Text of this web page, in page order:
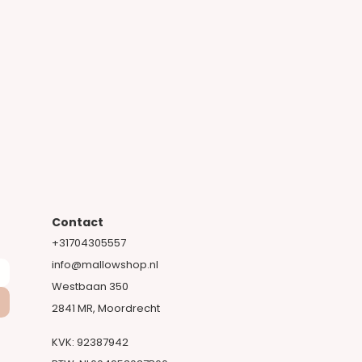
Contact
+31704305557​
info@mallowshop.nl
Westbaan 350
2841 MR, Moordrecht​
KVK: 92387942